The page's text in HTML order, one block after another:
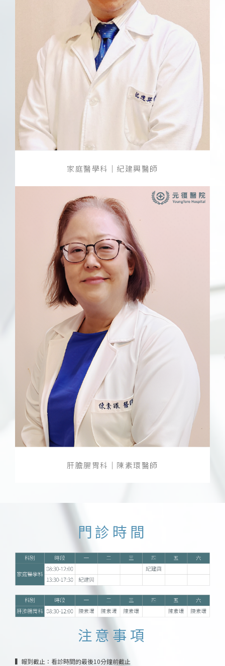
家庭醫學科｜紀建興醫師
肝膽腸胃科｜陳素環醫師
門診時間
注意事項
▍報到截止：看診時間的最後10分鐘前截止